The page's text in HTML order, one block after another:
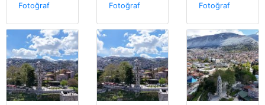
Fotoğraf
Fotoğraf
Fotoğraf